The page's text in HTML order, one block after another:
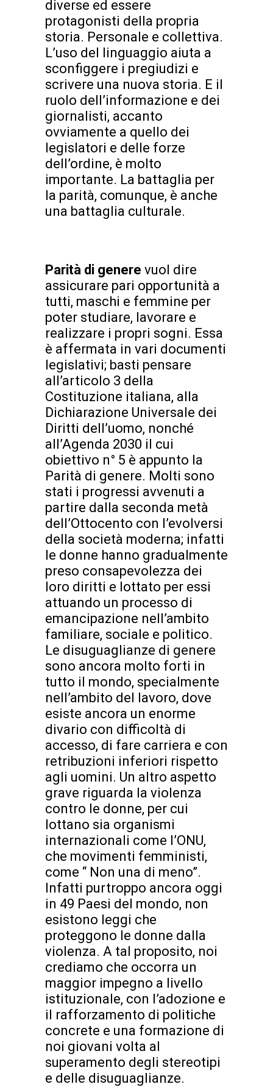
diverse ed essere
protagonisti della propria
storia. Personale e collettiva.
L’uso del linguaggio aiuta a
sconfiggere i pregiudizi e
scrivere una nuova storia. E il
ruolo dell’informazione e dei
giornalisti, accanto
ovviamente a quello dei
legislatori e delle forze
dell’ordine, è molto
importante. La battaglia per
la parità, comunque, è anche
una battaglia culturale.
Parità di genere vuol dire
assicurare pari opportunità a
tutti, maschi e femmine per
poter studiare, lavorare e
realizzare i propri sogni. Essa
è affermata in vari documenti
legislativi; basti pensare
all’articolo 3 della
Costituzione italiana, alla
Dichiarazione Universale dei
Diritti dell’uomo, nonché
all’Agenda 2030 il cui
obiettivo n° 5 è appunto la
Parità di genere. Molti sono
stati i progressi avvenuti a
partire dalla seconda metà
dell’Ottocento con l’evolversi
della società moderna; infatti
le donne hanno gradualmente
preso consapevolezza dei
loro diritti e lottato per essi
attuando un processo di
emancipazione nell’ambito
familiare, sociale e politico.
Le disuguaglianze di genere
sono ancora molto forti in
tutto il mondo, specialmente
nell’ambito del lavoro, dove
esiste ancora un enorme
divario con difficoltà di
accesso, di fare carriera e con
retribuzioni inferiori rispetto
agli uomini. Un altro aspetto
grave riguarda la violenza
contro le donne, per cui
lottano sia organismi
internazionali come l’ONU,
che movimenti femministi,
come “ Non una di meno”.
Infatti purtroppo ancora oggi
in 49 Paesi del mondo, non
esistono leggi che
proteggono le donne dalla
violenza. A tal proposito, noi
crediamo che occorra un
maggior impegno a livello
istituzionale, con l’adozione e
il rafforzamento di politiche
concrete e una formazione di
noi giovani volta al
superamento degli stereotipi
e delle disuguaglianze.